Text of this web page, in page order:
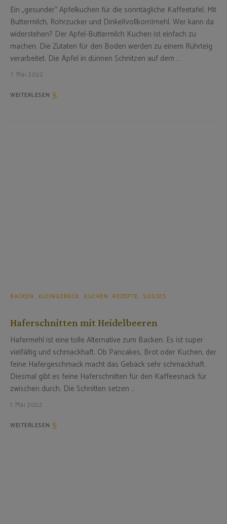
Ein „gesunder“ Apfelkuchen für die sonntägliche Kaffeetafel. Mit
Buttermilch, Rohrzucker und Dinkel(vollkorn)mehl. Wer kann da
widerstehen? Der Apfel-Buttermilch Kuchen ist einfach zu
machen. Die Zutaten für den Boden werden zu einem Rührteig
verarbeitet. Die Äpfel in dünnen Schnitzen auf dem …
7. Mai 2022
WEITERLESEN
BACKEN KLEINGEBÄCK KUCHEN REZEPTE SÜSSES
Haferschnitten mit Heidelbeeren
Hafermehl ist eine tolle Alternative zum Backen. Es ist super
vielfältig und schmackhaft. Ob Pancakes, Brot oder Kuchen, der
feine Hafergeschmack macht das Gebäck sehr schmackhaft.
Diesmal gibt es feine Haferschnitten für den Kaffeesnack für
zwischen durch. Die Schnitten setzen …
1. Mai 2022
WEITERLESEN